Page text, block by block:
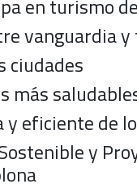
en turismo
vanguardia
ciudades
más
eficiente de
y